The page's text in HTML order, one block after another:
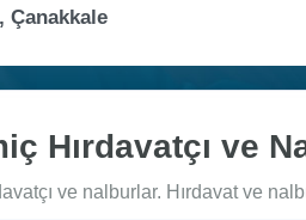
Hırdavatçı ve
ve nalburlar. Hırdavat ve